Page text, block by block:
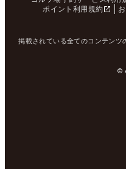
ポイント利用規約
掲載されている全てのコンテンツ
©